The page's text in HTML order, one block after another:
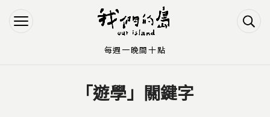
Jump to Navigation
Jump to Main content
「遊學」關鍵字
每週一晚間十點